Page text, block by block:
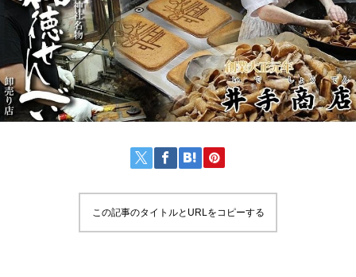
この記事のタイトルとURLをコピーする